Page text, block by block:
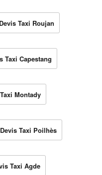
Devis Taxi Roujan
Taxi Capestang
Montady
Devis Taxi Poilhès
Taxi Agde